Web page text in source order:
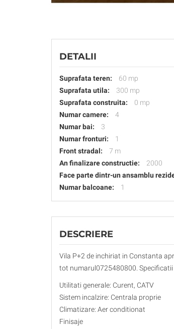
DETALII
Suprafata teren:
60 mp
Suprafata utila:
300 mp
Suprafata construita:
0 mp
Numar camere:
4
Numar bai:
3
Numar fronturi:
1
Front stradal:
7 m
An finalizare constructie:
2000
Face parte dintr-un ansamblu
Numar balcoane:
1
DESCRIERE
Vila P+2 de inchiriat in Constanta
tot numarul0725480800.
Utilitati generale: Curent, CATV
Sistem incalzire: Centrala proprie
Climatizare: Aer conditionat
Finisaje